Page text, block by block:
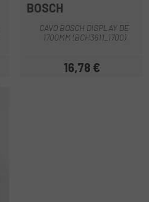
BOSCH
CAVO BOSCH DISPLAY DE
1700MM (BCH3611_1700)
Prezzo
16,78 €